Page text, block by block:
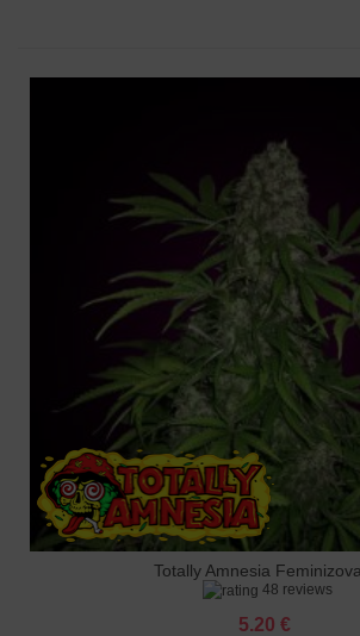
Totally Amnesia
48 reviews
5.20 €